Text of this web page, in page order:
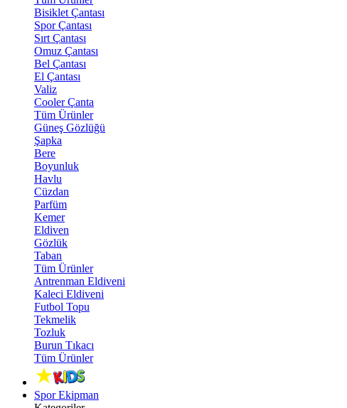
Bisiklet Çantası
Spor Çantası
Sırt Çantası
Omuz Çantası
Bel Çantası
El Çantası
Valiz
Cooler Çanta
Tüm Ürünler
Güneş Gözlüğü
Şapka
Bere
Boyunluk
Havlu
Cüzdan
Parfüm
Kemer
Eldiven
Gözlük
Taban
Tüm Ürünler
Antrenman Eldiveni
Kaleci Eldiveni
Futbol Topu
Tekmelik
Tozluk
Burun Tıkacı
Tüm Ürünler
Spor Ekipman